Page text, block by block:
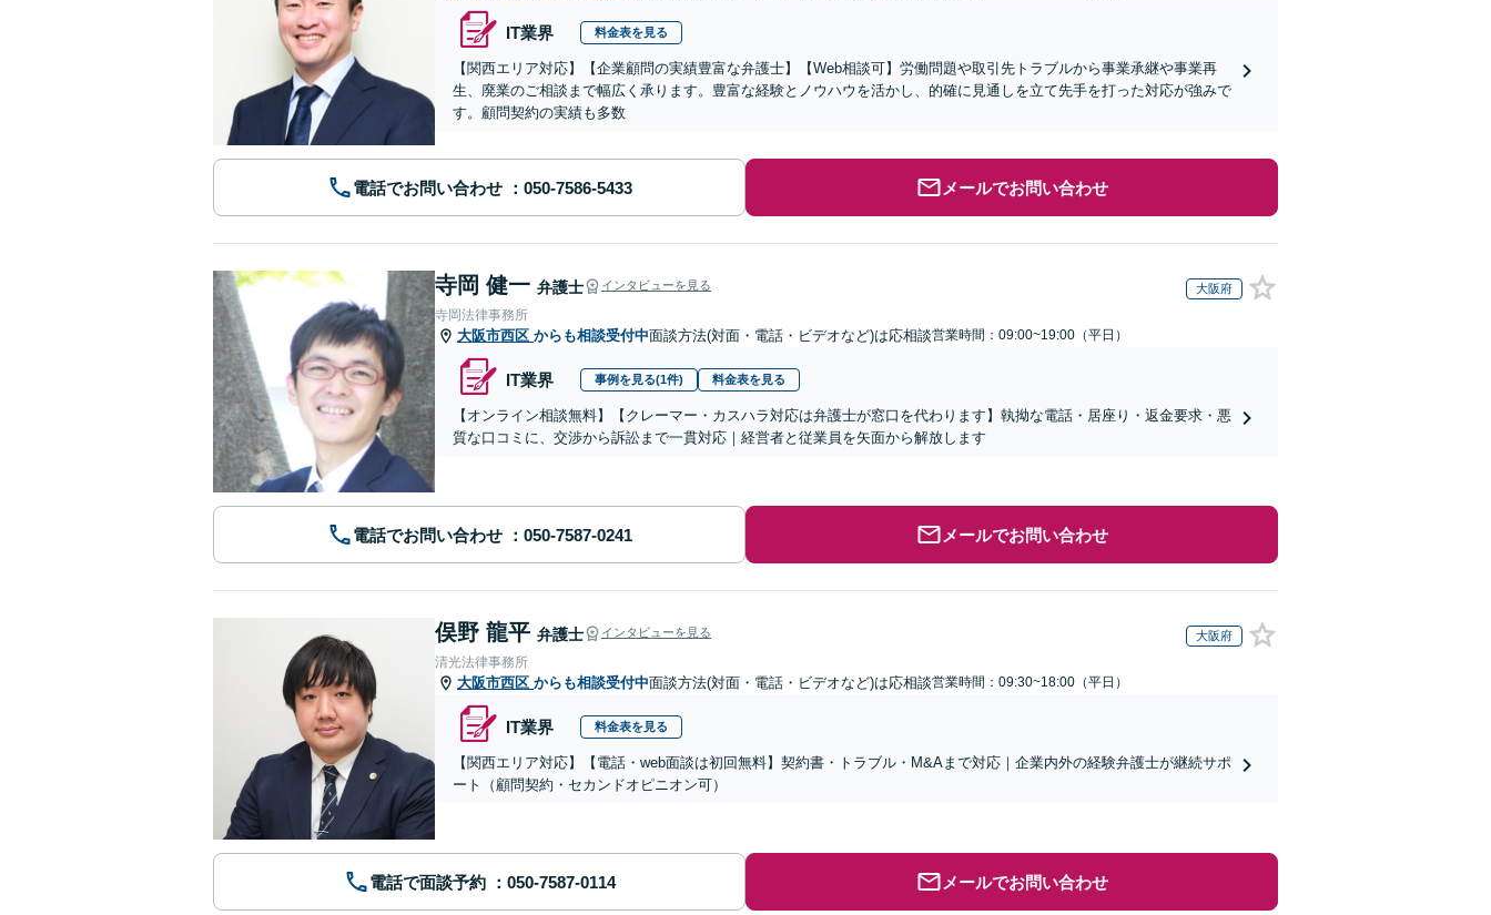
IT業界 料金表を見る
【関西エリア対応】【企業顧問の実績豊富な弁護士】【Web相談可】労働問題や取引先トラブルから事業承継や事業再
生、廃業のご相談まで幅広く承ります。豊富な経験とノウハウを活かし、的確に見通しを立て先手を打った対応が強みで
す。顧問契約の実績も多数
電話でお問い合わせ メールでお問い合わせ
寺岡 健一 弁護士 インタビューを見る 大阪府
寺岡法律事務所
大阪市西区 からも相談受付中面談方法(対面・電話・ビデオなど)は応相談営業時間：09:00~19:00（平日）
IT業界 事例を見る(1件) 料金表を見る
【オンライン相談無料】【クレーマー・カスハラ対応は弁護士が窓口を代わります】執拗な電話・居座り・返金要求・悪
質な口コミに、交渉から訴訟まで一貫対応｜経営者と従業員を矢面から解放します
電話でお問い合わせ メールでお問い合わせ
俣野 龍平 弁護士 インタビューを見る 大阪府
清光法律事務所
大阪市西区 からも相談受付中面談方法(対面・電話・ビデオなど)は応相談営業時間：09:30~18:00（平日）
IT業界 料金表を見る
【関西エリア対応】【電話・web面談は初回無料】契約書・トラブル・M&Aまで対応｜企業内外の経験弁護士が継続サポ
ート（顧問契約・セカンドオピニオン可）
電話で面談予約 メールでお問い合わせ